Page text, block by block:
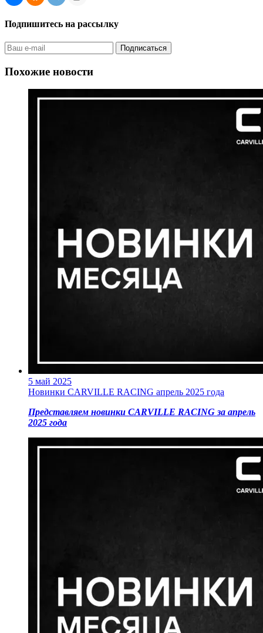
Подпишитесь на рассылку
Похожие новости
5 май 2025
Новинки CARVILLE RACING апрель 2025 года
Представляем новинки CARVILLE RACING за апрель
2025 года